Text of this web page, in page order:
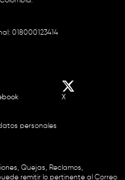
018000123414
X
personales
Quejas, Reclamos,
remitir lo pertinente al Correo